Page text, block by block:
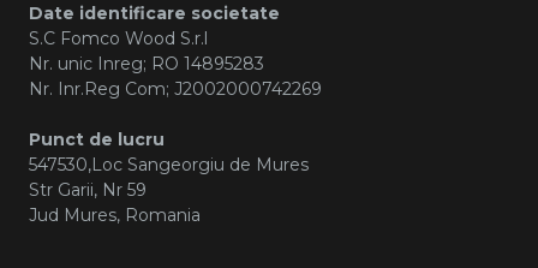
Date identificare societate
S.C Fomco Wood S.r.l
Nr. unic Inreg; RO 14895283
Nr. Inr.Reg Com; J2002000742269
Punct de lucru
547530,Loc Sangeorgiu de Mures
Str Garii, Nr 59
Jud Mures, Romania